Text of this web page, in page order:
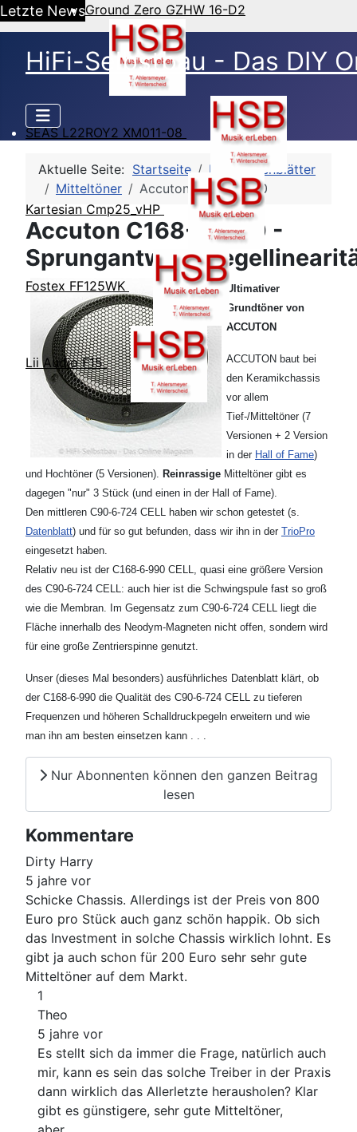
Letzte NewsGround Zero GZHW 16-D2
SEAS L22ROY2 XM011-08
Kartesian Cmp25_vHP
Fostex FF125WK
Lii Audio F15
HiFi-Selbstbau - Das DIY
Aktuelle Seite: Startseite
HSB-Datenblätter
Mitteltöner
Accuton C168-6-990
Accuton C168-6-990 -
Sprungantwort/
Ultimativer
Grundtöner von
ACCUTON
ACCUTON baut bei
den Keramikchassis
vor allem
Tief-/Mitteltöner (7
Versionen + 2 Version
in der Hall of Fame)
und Hochtöner (5 Versionen). Reinrassige Mitteltöner gibt es
dagegen "nur" 3 Stück (und einen in der Hall of Fame).
Den mittleren C90-6-724 CELL haben wir schon getestet (s.
Datenblatt) und für so gut befunden, dass wir ihn in der TrioPro
eingesetzt haben.
Relativ neu ist der C168-6-990 CELL, quasi eine größere Version
des C90-6-724 CELL: auch hier ist die Schwingspule fast so groß
wie die Membran. Im Gegensatz zum C90-6-724 CELL liegt die
Fläche innerhalb des Neodym-Magneten nicht offen, sondern wird
für eine große Zentrierspinne genutzt.
Unser (dieses Mal besonders) ausführliches Datenblatt klärt, ob
der C168-6-990 die Qualität des C90-6-724 CELL zu tieferen
Frequenzen und höheren Schalldruckpegeln erweitern und wie
man ihn am besten einsetzen kann . . .
Nur Abonnenten können den ganzen Beitrag
lesen
Kommentare
Dirty Harry
5 jahre vor
Schicke Chassis. Allerdings ist der Preis von 800
Euro pro Stück auch ganz schön happik. Ob sich
das Investment in solche Chassis wirklich lohnt. Es
gibt ja auch schon für 200 Euro sehr sehr gute
Mitteltöner auf dem Markt.
1
Theo
5 jahre vor
Es stellt sich da immer die Frage, natürlich auch
mir, kann es sein das solche Treiber in der Praxis
dann wirklich das Allerletzte herausholen? Klar
gibt es günstigere, sehr gute Mitteltöner,